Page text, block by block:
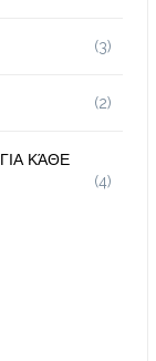
(3)
(2)
ΚΆΘΕ
(4)